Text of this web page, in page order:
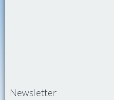
Newsletter